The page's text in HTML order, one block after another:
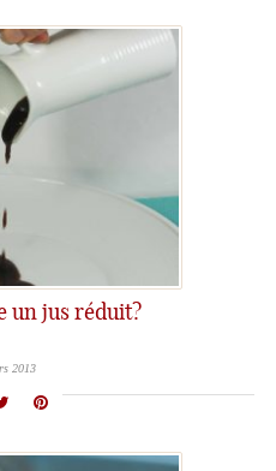
un jus réduit?
2013